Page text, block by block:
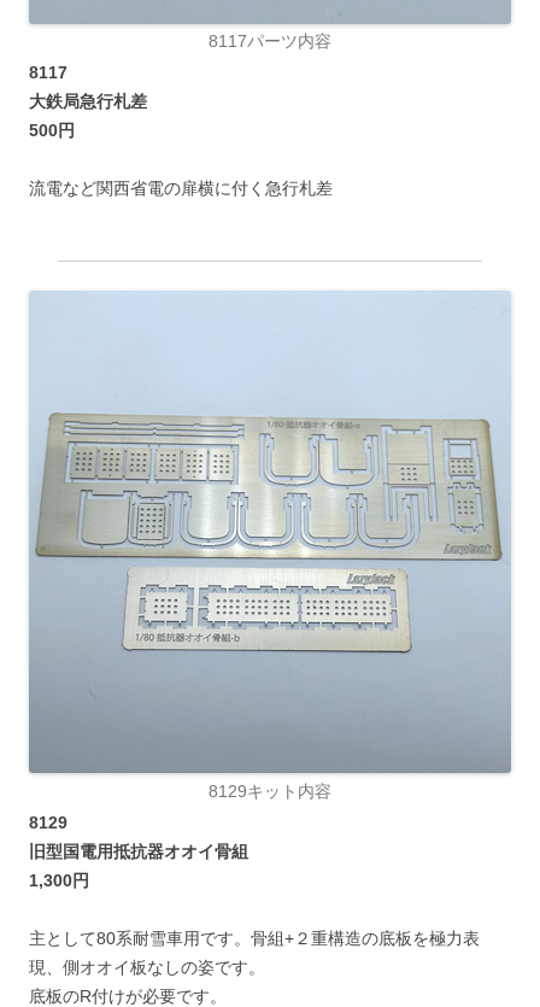
8117パーツ内容
8117
大鉄局急行札差
500円
流電など関西省電の扉横に付く急行札差
8129キット内容
8129
旧型国電用抵抗器オオイ骨組
1,300円
主として80系耐雪車用です。骨組+２重構造の底板を極力表
現、側オオイ板なしの姿です。
底板のR付けが必要です。